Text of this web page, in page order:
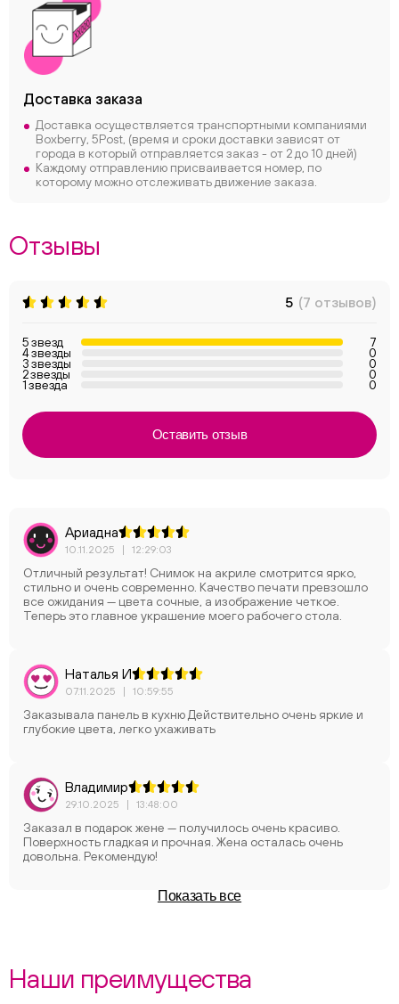
Доставка заказа
Доставка осуществляется транспортными компаниями
Boxberry, 5Post, (время и сроки доставки зависят от
города в который отправляется заказ - от 2 до 10 дней)
Каждому отправлению присваивается номер, по
которому можно отслеживать движение заказа.
Отзывы
5 (7 отзывов)
5 звезд 7
4 звезды 0
3 звезды 0
2 звезды 0
1 звезда 0
Оставить отзыв
Ариадна
10.11.2025 | 12:29:03
Отличный результат! Снимок на акриле смотрится ярко,
стильно и очень современно. Качество печати превзошло
все ожидания — цвета сочные, а изображение четкое.
Теперь это главное украшение моего рабочего стола.
Наталья И
07.11.2025 | 10:59:55
Заказывала панель в кухню Действительно очень яркие и
глубокие цвета, легко ухаживать
Владимир
29.10.2025 | 13:48:00
Заказал в подарок жене — получилось очень краcиво.
Поверхность гладкая и прочная. Жена осталась очень
довольна. Рекомендую!
Показать все
Наши преимущества